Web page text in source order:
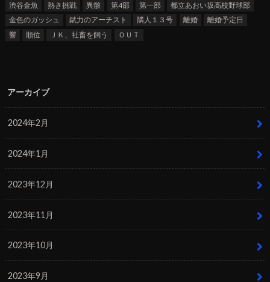
渋谷金魚
熱き挑戦 異骸 第4部 第一部
都立あおい坂高校野球部
金色のガッシュ
錻力のアーチスト 隣人１３号 離婚
離婚予定日
響
順位 ＪＫ、社畜を飼う ＯＵＴ
アーカイブ
2024年2月
2024年1月
2023年12月
2023年11月
2023年10月
2023年9月